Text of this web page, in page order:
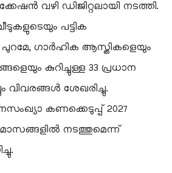
വഴി ഡിജിറ്റലായി നടത്തി.
പട്ടിക
പുറമേ, ഗാർഹിക ആസ്തികളെയും
കുറിച്ചുള്ള 33 പ്രധാന
വിവരങ്ങൾ ശേഖരിച്ചു.
കണക്കെടുപ്പ് 2027
മാസങ്ങളിൽ നടത്തുമെന്ന്